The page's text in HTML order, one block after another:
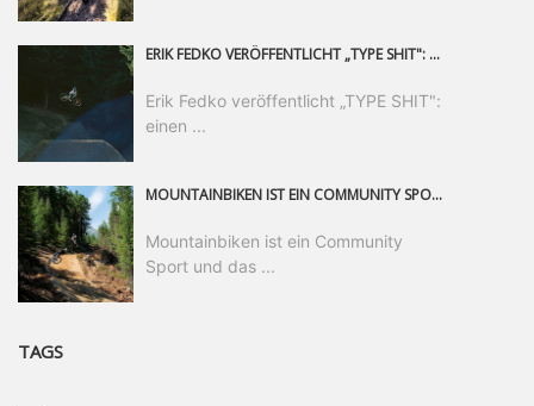
ERIK FEDKO VERÖFFENTLICHT „TYPE SHIT": EINEN 23-MINÜTIGEN MOUNTAINBIKE-FILM, ÜBER DREI JAHRE RUND UM DIE WELT GEDREHT. ZEITGLEICH LAUNCHT ER DIE GLEICHNAMIGE KOLLEKTION SEINER BRAND TYPE. EIN SEGMENT DES FILMS ERSCHEINT SEPARAT AUF RED BULL BIKE.
Erik Fedko veröffentlicht „TYPE SHIT":
einen ...
MOUNTAINBIKEN IST EIN COMMUNITY SPORT UND DAS BEWEIST SICH IN DER BIKE REPUBLIC SÖLDEN GERADE EINDRUCKSVOLL AUF ALLEN LEVELN. FREERIDE PROFI, SHAPERIN UND FRISCH GEWÄHLTE SWATCH NINES MVP VERO SANDLER IST BEGEISTERT VON DER VIELFALT DER BIKE DESTINATION, DER NEUEN JUMPLINE UND PLÄDIERT FÜR MUT BEI (FRAUEN) COMMUNITIES. VERO UND IHR VERLOBTER SAM HODGES VERBRINGEN MEHRERE MONATE IN DER BIKE REPUBLIC UND LASSEN UNS DARAN TEILHABEN. UM COMMUNITY GEHT ES AUCH BEI DER PARTNERSCHAFT ZWISCHEN SÖLDEN UND DEM NEUEN RIDERS PARK DONOVALY IN DER SLOWAKEI: DER DORTIGE TOURISMUSDIREKTOR JIRI PEC IST ÜBERZEUGT: VON MEHR BIKEPARKS PROFITIERT DIE GANZE MTB-SZENE – UND MIT DOMINIK LINSER, GESCHÄFTSFÜHRER DER BRS, HAT ER DAMIT DEN PERFEKTEN PARTNER GEFUNDEN.
Mountainbiken ist ein Community
Sport und das ...
TAGS